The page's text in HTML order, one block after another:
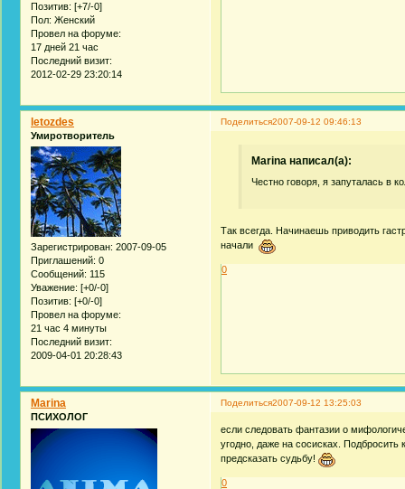
Позитив: [+7/-0]
Пол: Женский
Провел на форуме:
17 дней 21 час
Последний визит:
2012-02-29 23:20:14
Поделиться2007-09-12 09:46:13
letozdes
Умиротворитель
Зарегистрирован: 2007-09-05
Приглашений: 0
Сообщений: 115
Уважение: [+0/-0]
Позитив: [+0/-0]
Провел на форуме:
21 час 4 минуты
Последний визит:
2009-04-01 20:28:43
Marina написал(а):
Честно говоря, я запуталась в
Так всегда. Начинаешь приводить
начали
0
Поделиться2007-09-12 13:25:03
Marina
ПСИХОЛОГ
если следовать фантазии о
угодно, даже на сосисках. Подбросить
предсказать судьбу!
0